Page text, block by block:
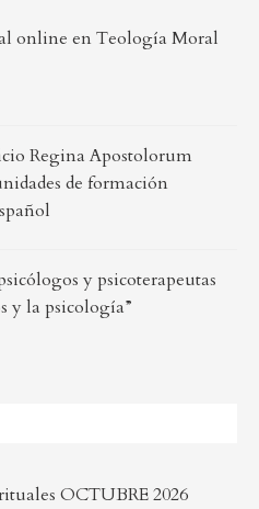
online en Teología Moral
Regina Apostolorum
de formación
y psicoterapeutas
y la psicología”
OCTUBRE 2026